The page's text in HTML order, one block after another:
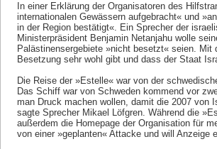
In einer Erklärung der Organisatoren des
internationalen Gewässern aufgebracht« und
in der Region bestätigt«. Ein Sprecher der
Ministerpräsident Benjamin Netanjahu wolle
Palästinensergebiete »nicht besetzt« seien.
Besetzung sehr wohl gibt und dass der Staat
Die Reise der »Estelle« war von der
Das Schiff war von Schweden kommend vor
man Druck machen wollen, damit die 2007 von
sagte Sprecher Mikael Löfgren. Während die
außerdem die Homepage der Organisation für
von einer »geplanten« Attacke und will Anzeige